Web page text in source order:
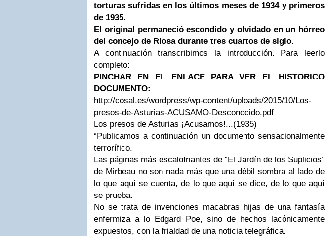
torturas sufridas en los últimos meses de 1934 y primeros
de 1935.
El original permaneció escondido y olvidado en un hórreo
del concejo de Riosa durante tres cuartos de siglo.
A continuación transcribimos la introducción. Para leerlo
completo:
PINCHAR EN EL ENLACE PARA VER EL HISTORICO
DOCUMENTO:
http://cosal.es/wordpress/wp-content/uploads/2015/10/Los-
presos-de-Asturias-ACUSAMO-Desconocido.pdf
Los presos de Asturias ¡Acusamos!...(1935)
“Publicamos a continuación un documento sensacionalmente
terrorífico.
Las páginas más escalofriantes de “El Jardín de los Suplicios”
de Mirbeau no son nada más que una débil sombra al lado de
lo que aquí se cuenta, de lo que aquí se dice, de lo que aquí
se prueba.
No se trata de invenciones macabras hijas de una fantasía
enfermiza a lo Edgard Poe, sino de hechos lacónicamente
expuestos, con la frialdad de una noticia telegráfica.